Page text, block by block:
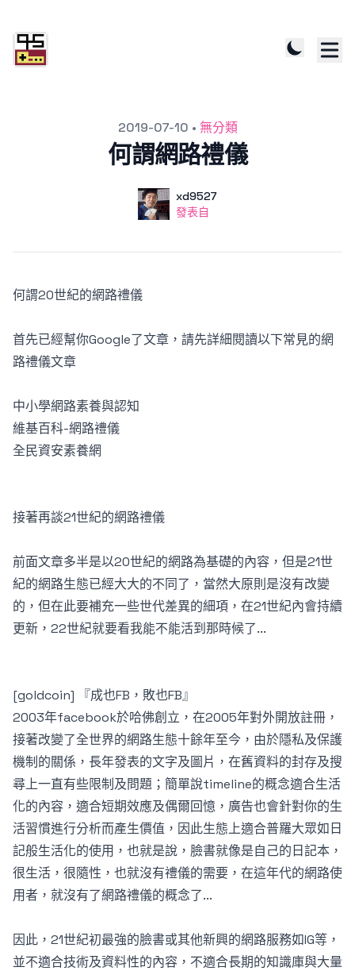
2019-07-10 • 無分類
何謂網路禮儀
使用者
xd9527
發表自
發表自
何謂20世紀的網路禮儀
首先已經幫你Google了文章，請先詳細閱讀以下常見的網
路禮儀文章
中小學網路素養與認知
維基百科-網路禮儀
全民資安素養網
接著再談21世紀的網路禮儀
前面文章多半是以20世紀的網路為基礎的內容，但是21世
紀的網路生態已經大大的不同了，當然大原則是沒有改變
的，但在此要補充一些世代差異的細項，在21世紀內會持續
更新，22世紀就要看我能不能活到那時候了...
[goldcoin] 『成也FB，敗也FB』
2003年facebook於哈佛創立，在2005年對外開放註冊，
接著改變了全世界的網路生態十餘年至今，由於隱私及保護
機制的關係，長年發表的文字及圖片，在舊資料的封存及搜
尋上一直有些限制及問題；簡單說timeline的概念適合生活
化的內容，適合短期效應及偶爾回憶，廣告也會針對你的生
活習慣進行分析而產生價值，因此生態上適合普羅大眾如日
記般生活化的使用，也就是說，臉書就像是自己的日記本，
很生活，很隨性，也就沒有禮儀的需要，在這年代的網路使
用者，就沒有了網路禮儀的概念了...
因此，21世紀初最強的臉書或其他新興的網路服務如IG等，
並不適合技術及資料性的內容，不適合長期的知識庫與大量